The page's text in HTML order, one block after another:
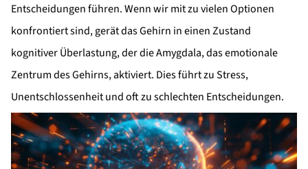
Entscheidungen führen. Wenn wir mit zu vielen Optionen
konfrontiert sind, gerät das Gehirn in einen Zustand
kognitiver Überlastung, der die Amygdala, das emotionale
Zentrum des Gehirns, aktiviert. Dies führt zu Stress,
Unentschlossenheit und oft zu schlechten Entscheidungen.